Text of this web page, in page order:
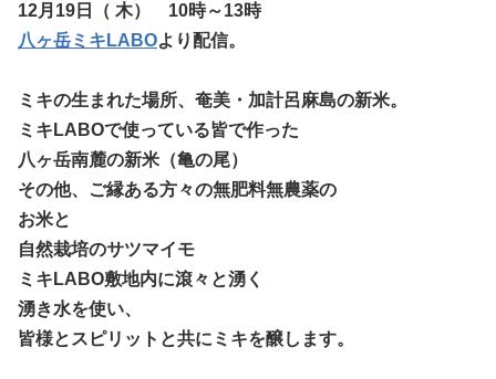
12月19日（ 木） 10時～13時
八ヶ岳ミキLABOより配信。
ミキの生まれた場所、奄美・加計呂麻島の新米。
ミキLABOで使っている皆で作った
八ヶ岳南麓の新米（亀の尾）
その他、ご縁ある方々の無肥料無農薬の
お米と
自然栽培のサツマイモ
ミキLABO敷地内に滾々と湧く
湧き水を使い、
皆様とスピリットと共にミキを醸します。